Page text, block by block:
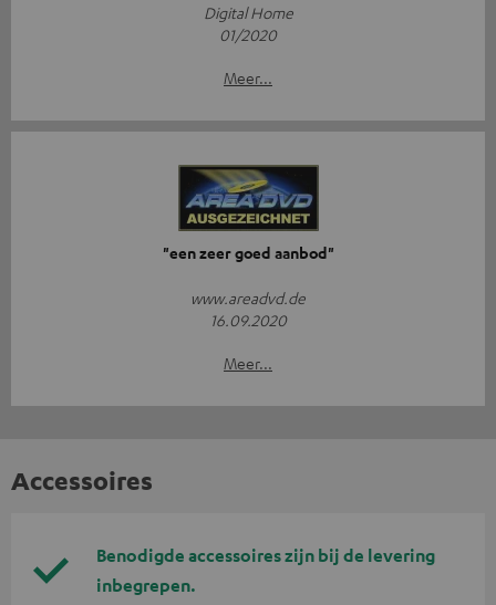
Digital Home
01/2020
Meer...
"een zeer goed aanbod"
www.areadvd.de
16.09.2020
Meer...
Accessoires
Benodigde accessoires zijn bij de levering
inbegrepen.